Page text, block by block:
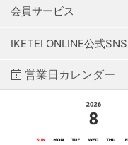
会員サービス
IKETEI ONLINE公式SNS
営業日カレンダー